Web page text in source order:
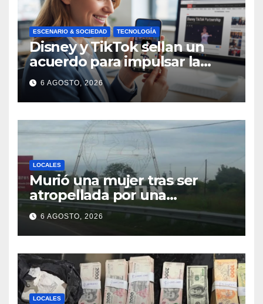
ESCENARIO & SOCIEDAD TECNOLOGÍA
Disney y TikTok sellan un
acuerdo para impulsar la
creación de contenido oficial
en formato vertical
6 AGOSTO, 2026
LOCALES
Murió una mujer tras ser
atropellada por una
motocicleta en Nelson
6 AGOSTO, 2026
LOCALES